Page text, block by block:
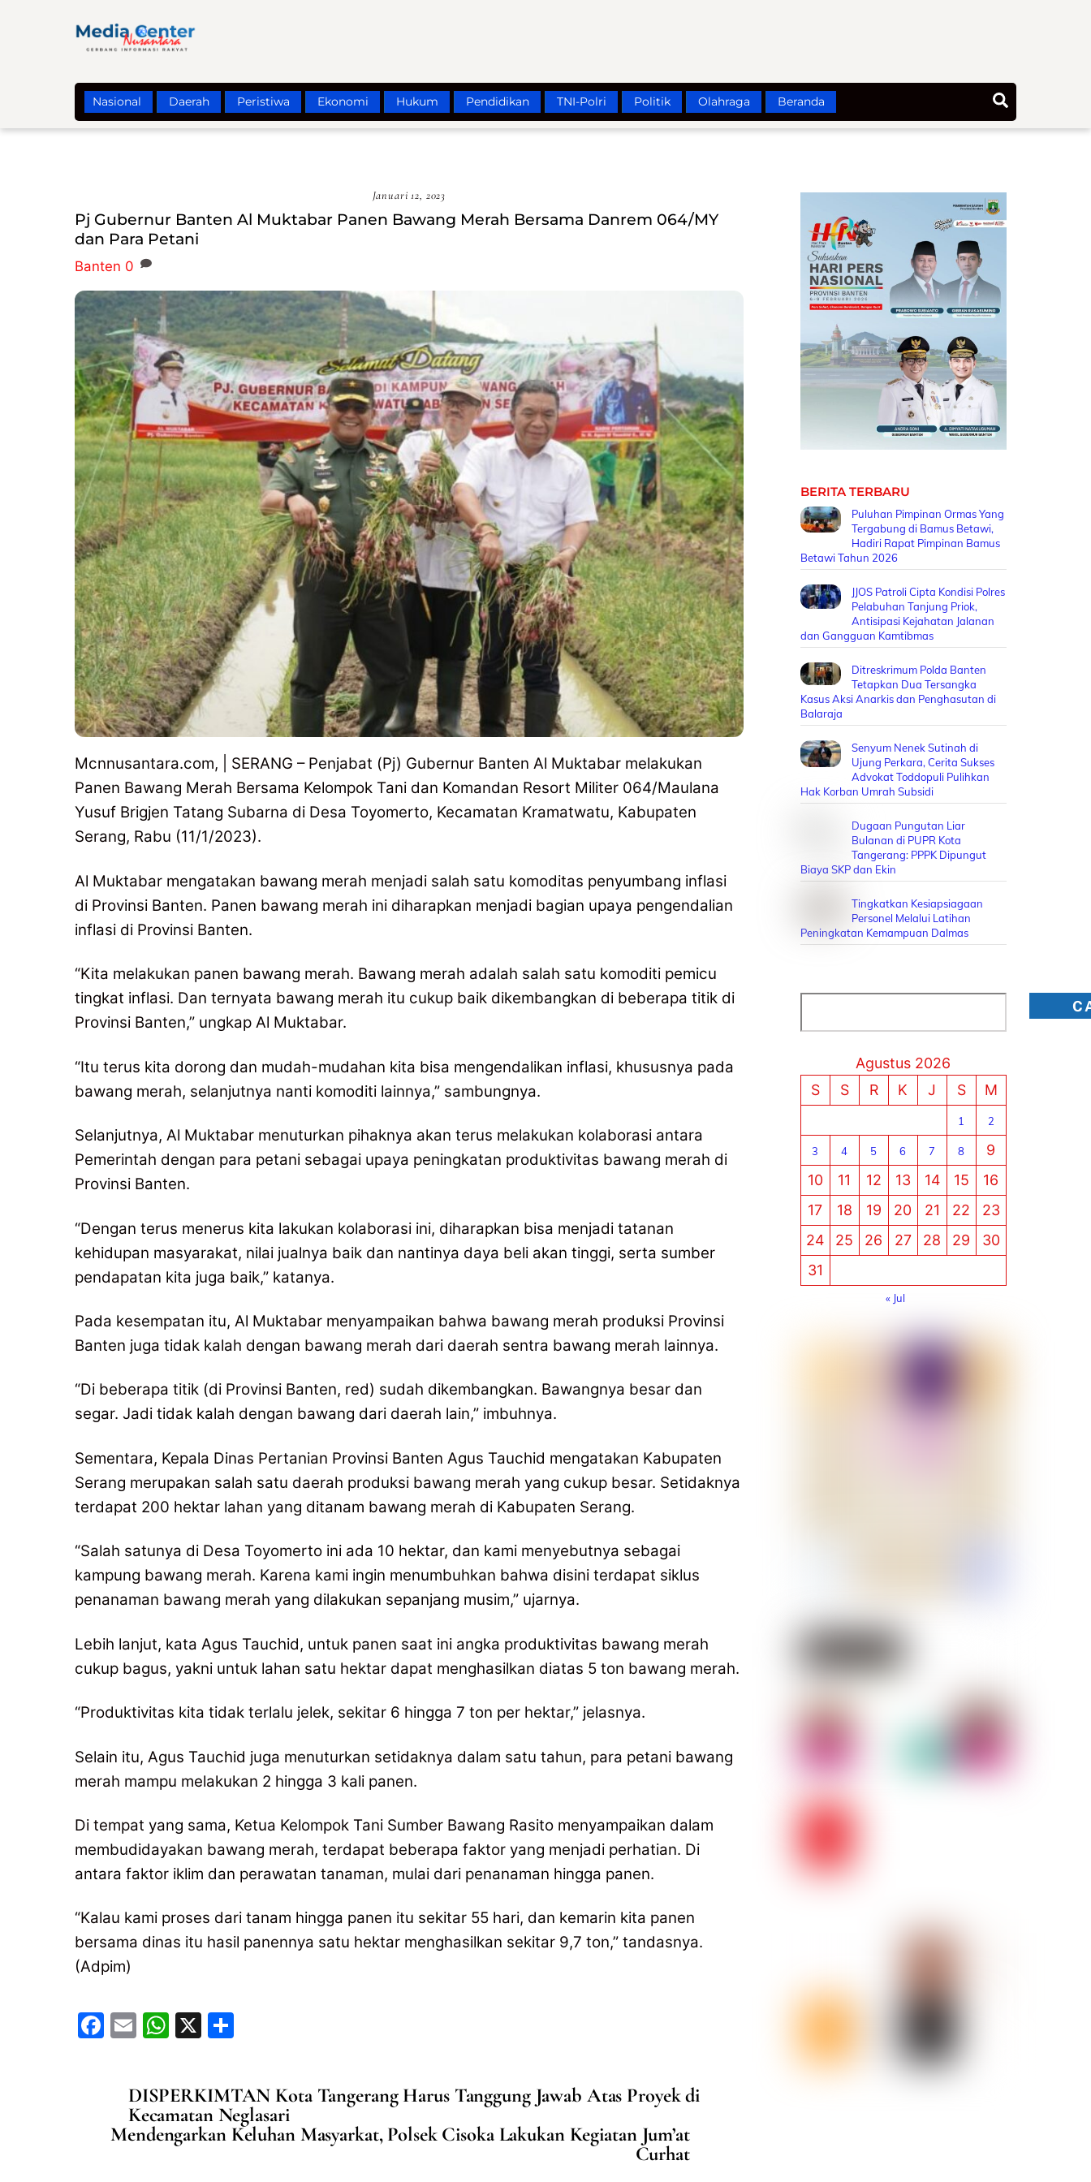
Nasional Daerah Peristiwa Ekonomi Hukum Pendidikan TNI-Polri Politik Olahraga Beranda
Januari 12, 2023
Pj Gubernur Banten Al Muktabar Panen Bawang Merah Bersama Danrem 064/MY
dan Para Petani
Banten 0
Mcnnusantara.com, | SERANG – Penjabat (Pj) Gubernur Banten Al Muktabar melakukan
Panen Bawang Merah Bersama Kelompok Tani dan Komandan Resort Militer 064/Maulana
Yusuf Brigjen Tatang Subarna di Desa Toyomerto, Kecamatan Kramatwatu, Kabupaten
Serang, Rabu (11/1/2023).
Al Muktabar mengatakan bawang merah menjadi salah satu komoditas penyumbang inflasi
di Provinsi Banten. Panen bawang merah ini diharapkan menjadi bagian upaya pengendalian
inflasi di Provinsi Banten.
“Kita melakukan panen bawang merah. Bawang merah adalah salah satu komoditi pemicu
tingkat inflasi. Dan ternyata bawang merah itu cukup baik dikembangkan di beberapa titik di
Provinsi Banten,” ungkap Al Muktabar.
“Itu terus kita dorong dan mudah-mudahan kita bisa mengendalikan inflasi, khususnya pada
bawang merah, selanjutnya nanti komoditi lainnya,” sambungnya.
Selanjutnya, Al Muktabar menuturkan pihaknya akan terus melakukan kolaborasi antara
Pemerintah dengan para petani sebagai upaya peningkatan produktivitas bawang merah di
Provinsi Banten.
“Dengan terus menerus kita lakukan kolaborasi ini, diharapkan bisa menjadi tatanan
kehidupan masyarakat, nilai jualnya baik dan nantinya daya beli akan tinggi, serta sumber
pendapatan kita juga baik,” katanya.
Pada kesempatan itu, Al Muktabar menyampaikan bahwa bawang merah produksi Provinsi
Banten juga tidak kalah dengan bawang merah dari daerah sentra bawang merah lainnya.
“Di beberapa titik (di Provinsi Banten, red) sudah dikembangkan. Bawangnya besar dan
segar. Jadi tidak kalah dengan bawang dari daerah lain,” imbuhnya.
Sementara, Kepala Dinas Pertanian Provinsi Banten Agus Tauchid mengatakan Kabupaten
Serang merupakan salah satu daerah produksi bawang merah yang cukup besar. Setidaknya
terdapat 200 hektar lahan yang ditanam bawang merah di Kabupaten Serang.
“Salah satunya di Desa Toyomerto ini ada 10 hektar, dan kami menyebutnya sebagai
kampung bawang merah. Karena kami ingin menumbuhkan bahwa disini terdapat siklus
penanaman bawang merah yang dilakukan sepanjang musim,” ujarnya.
Lebih lanjut, kata Agus Tauchid, untuk panen saat ini angka produktivitas bawang merah
cukup bagus, yakni untuk lahan satu hektar dapat menghasilkan diatas 5 ton bawang merah.
“Produktivitas kita tidak terlalu jelek, sekitar 6 hingga 7 ton per hektar,” jelasnya.
Selain itu, Agus Tauchid juga menuturkan setidaknya dalam satu tahun, para petani bawang
merah mampu melakukan 2 hingga 3 kali panen.
Di tempat yang sama, Ketua Kelompok Tani Sumber Bawang Rasito menyampaikan dalam
membudidayakan bawang merah, terdapat beberapa faktor yang menjadi perhatian. Di
antara faktor iklim dan perawatan tanaman, mulai dari penanaman hingga panen.
“Kalau kami proses dari tanam hingga panen itu sekitar 55 hari, dan kemarin kita panen
bersama dinas itu hasil panennya satu hektar menghasilkan sekitar 9,7 ton,” tandasnya.
(Adpim)
F
b
E
l
W
s
A
p
X
e
DISPERKIMTAN Kota Tangerang Harus Tanggung Jawab Atas Proyek di
Kecamatan Neglasari
Mendengarkan Keluhan Masyarkat, Polsek Cisoka Lakukan Kegiatan Jum’at
Curhat
BERITA TERBARU
Puluhan Pimpinan Ormas Yang
Tergabung di Bamus Betawi,
Hadiri Rapat Pimpinan Bamus
Betawi Tahun 2026
JJOS Patroli Cipta Kondisi Polres
Pelabuhan Tanjung Priok,
Antisipasi Kejahatan Jalanan
dan Gangguan Kamtibmas
Ditreskrimum Polda Banten
Tetapkan Dua Tersangka
Kasus Aksi Anarkis dan Penghasutan di
Balaraja
Senyum Nenek Sutinah di
Ujung Perkara, Cerita Sukses
Advokat Toddopuli Pulihkan
Hak Korban Umrah Subsidi
Dugaan Pungutan Liar
Bulanan di PUPR Kota
Tangerang: PPPK Dipungut
Biaya SKP dan Ekin
Tingkatkan Kesiapsiagaan
Personel Melalui Latihan
Peningkatan Kemampuan Dalmas
Agustus 2026
S
S R K J S M
1 2
3 4 5 6 7 8
9
10
11 12 13 14 15
16
17
18 19 20 21 22
23
24
25 26 27 28 29
30
31
« Jul